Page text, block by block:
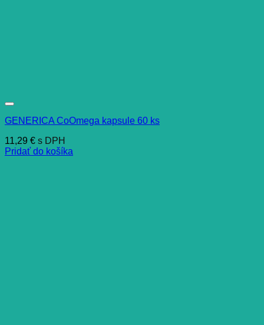
GENERICA CoOmega kapsule 60 ks
11,29 € s DPH
Pridať do košíka